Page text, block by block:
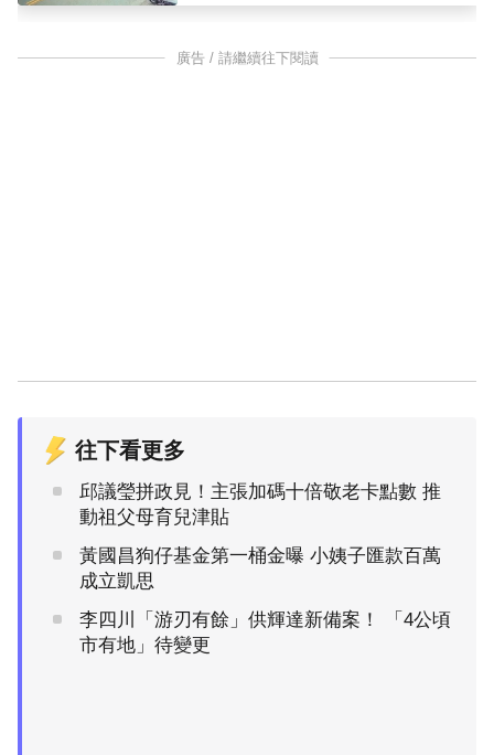
廣告 / 請繼續往下閱讀
往下看更多
邱議瑩拼政見！主張加碼十倍敬老卡點數 推
動祖父母育兒津貼
黃國昌狗仔基金第一桶金曝 小姨子匯款百萬
成立凱思
李四川「游刃有餘」供輝達新備案！ 「4公頃
市有地」待變更